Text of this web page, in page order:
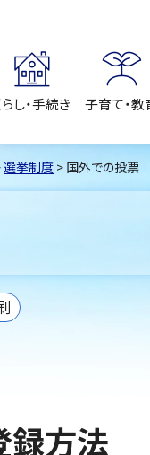
らし・手続き 子育て・教
選挙制度 > 国外での投票
録方法